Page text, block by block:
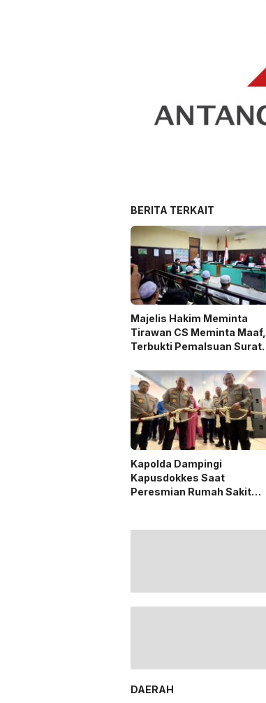
BERITA TERKAIT
Majelis Hakim Meminta
Tirawan CS Meminta Maaf,
Terbukti Pemalsuan Surat
Kapolda Dampingi
Kapusdokkes Saat
Peresmian Rumah Sakit
DAERAH